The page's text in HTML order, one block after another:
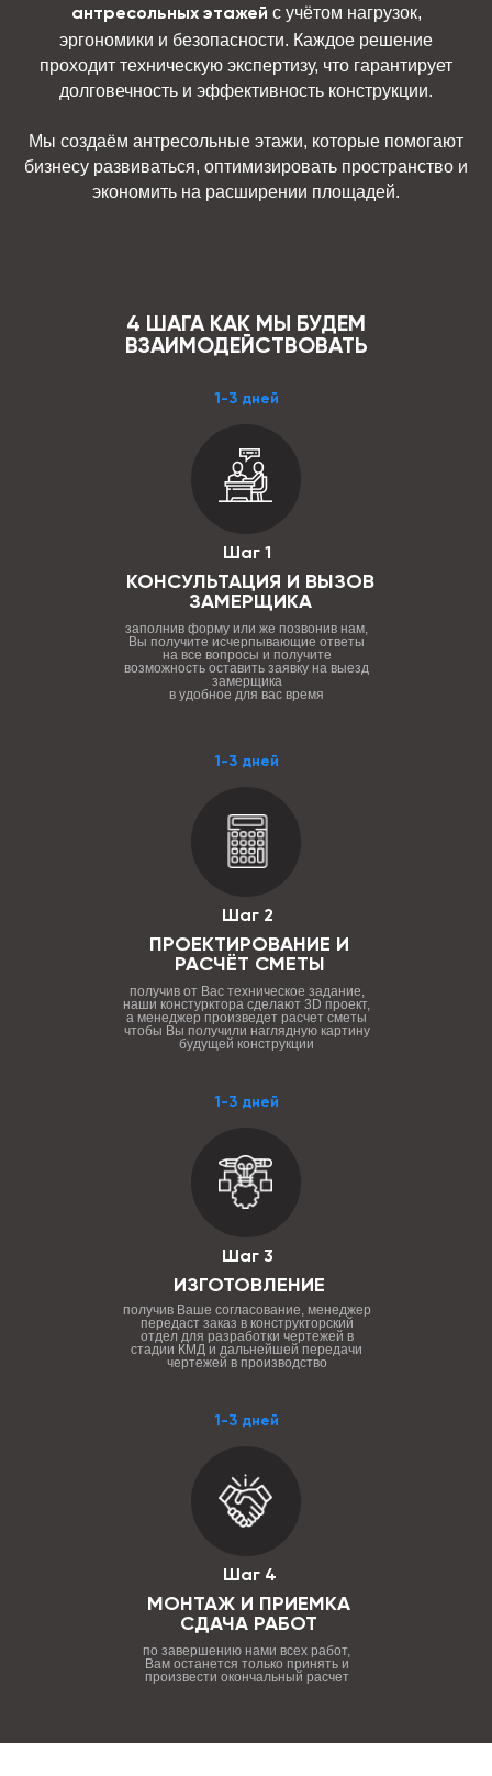
антресольных этажей с учётом нагрузок,
эргономики и безопасности. Каждое решение
проходит техническую экспертизу, что гарантирует
долговечность и эффективность конструкции.
Мы создаём антресольные этажи, которые помогают
бизнесу развиваться, оптимизировать пространство и
экономить на расширении площадей.
4 ШАГА КАК МЫ БУДЕМ
ВЗАИМОДЕЙСТВОВАТЬ
1-3 дней
Шаг 4
МОНТАЖ И ПРИЕМКА
СДАЧА РАБОТ
по завершению нами всех работ,
Вам останется только принять и
произвести окончальный расчет
1-3 дней
Шаг 3
ИЗГОТОВЛЕНИЕ
получив Ваше согласование, менеджер
передаст заказ в конструкторский
отдел для разработки чертежей в
стадии КМД и дальнейшей передачи
чертежей в производство
1-3 дней
Шаг 2
ПРОЕКТИРОВАНИЕ И
РАСЧЁТ СМЕТЫ
получив от Вас техническое задание,
наши констурктора сделают 3D проект,
а менеджер произведет расчет сметы
чтобы Вы получили наглядную картину
будущей конструкции
1-3 дней
Шаг 1
КОНСУЛЬТАЦИЯ И ВЫЗОВ
ЗАМЕРЩИКА
заполнив форму или же позвонив нам,
Вы получите исчерпывающие ответы
на все вопросы и получите
возможность оставить заявку на выезд
замерщика
в удобное для вас время